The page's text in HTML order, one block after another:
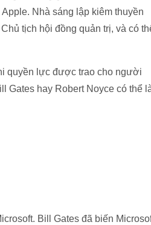
Nhà sáng lập kiêm thuyền
tịch hội đồng quản trị, và có
quyền lực được trao cho người
Gates hay Robert Noyce có thể
Bill Gates đã biến